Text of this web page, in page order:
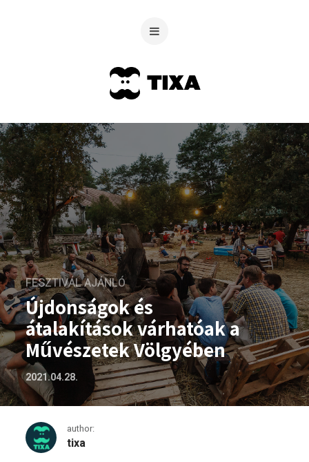
FESZTIVÁL AJÁNLÓ
Újdonságok és
átalakítások várhatóak a
Művészetek Völgyében
2021.04.28.
author:
tixa